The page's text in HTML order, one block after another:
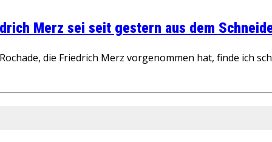
Merz sei seit gestern aus dem
die Friedrich Merz vorgenommen hat, finde ich